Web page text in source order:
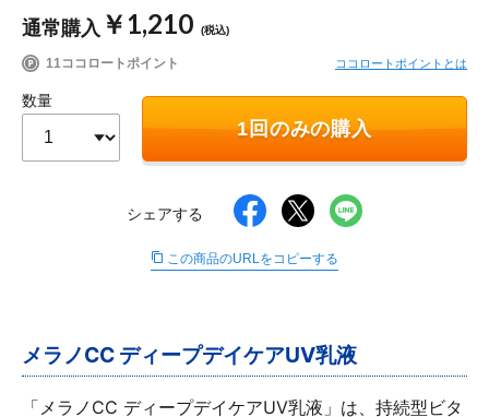
商品を探す
サプリメント・食品
∟ 美容サプリメント
∟ 美容サプリメント
医薬品・目薬
お得にお買い物
おトクなロート定期便
読みもの
ご利用ガイド
個人情報の取り扱い
ご利用環境
通常購入 ￥1,210 (税込)
11ココロートポイント ココロートポイントとは
数量
1回のみの購入
シェアする
この商品のURLをコピーする
メラノCC ディープデイケアUV乳液
「メラノCC ディープデイケアUV乳液」は、持続型ビタ